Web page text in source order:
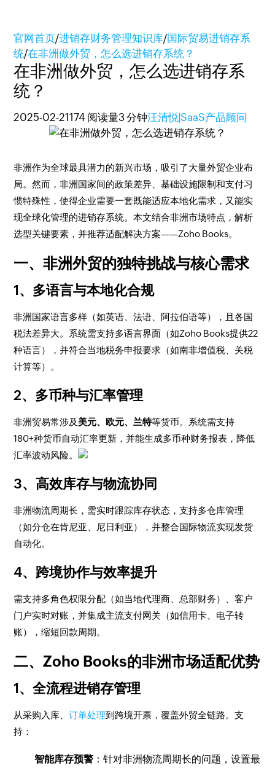
官网首页/进销存财务管理知识库/国际贸易进销存系
统/在非洲做外贸，怎么选进销存系统？
在非洲做外贸，怎么选进销存系
统？
2025-02-21174 阅读量3 分钟汪清悦|SaaS产品顾问
非洲作为全球最具潜力的新兴市场，吸引了大量外贸企业布
局。然而，非洲国家间的政策差异、基础设施限制和支付习
惯特殊性，使得企业需要一套既能适应本地化需求，又能实
现全球化管理的进销存系统。本文结合非洲市场特点，解析
选型关键要素，并推荐适配解决方案——Zoho Books。
一、非洲外贸的独特挑战与核心需求
1、多语言与本地化合规
非洲国家语言多样（如英语、法语、阿拉伯语等），且各国
税法差异大。系统需支持多语言界面（如Zoho Books提供22
种语言），并符合当地税务申报要求（如南非增值税、关税
计算等）。
2、多币种与汇率管理
非洲贸易常涉及美元、欧元、兰特等货币。系统需支持
180+种货币自动汇率更新，并能生成多币种财务报表，降低
汇率波动风险。
3、高效库存与物流协同
非洲物流周期长，需实时跟踪库存状态，支持多仓库管理
（如分仓在肯尼亚、尼日利亚），并整合国际物流实现发货
自动化。
4、跨境协作与效率提升
需支持多角色权限分配（如当地代理商、总部财务）、客户
门户实时对账，并集成主流支付网关（如信用卡、电子转
账），缩短回款周期。
二、Zoho Books的非洲市场适配优势
1、全流程进销存管理
从采购入库、订单处理到跨境开票，覆盖外贸全链路。支
持：
智能库存预警 ：针对非洲物流周期长的问题，设置最